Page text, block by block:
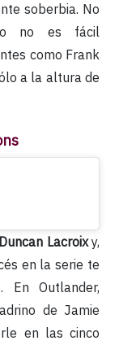
soberbia. No
no es fácil
como Frank
a la altura de
Duncan Lacroixy,
en la serie te
En Outlander,
de Jamie
en las cinco